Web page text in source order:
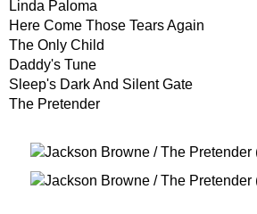
Linda Paloma
Here Come Those Tears Again
The Only Child
Daddy's Tune
Sleep's Dark And Silent Gate
The Pretender